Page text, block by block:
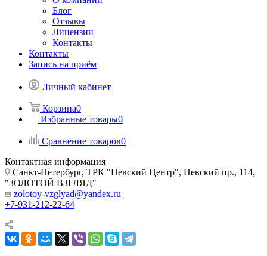
Блог
Отзывы
Лицензии
Контакты
Контакты
Запись на приём
Личный кабинет
Корзина0
Избранные товары0
Сравнение товаров0
Контактная информация
Санкт-Петербург, ТРК "Невский Центр", Невский пр., 114,
"ЗОЛОТОЙ ВЗГЛЯД"
zolotoy-vzglyad@yandex.ru
+7-931-212-22-64